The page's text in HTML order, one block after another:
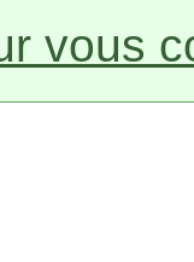
vous